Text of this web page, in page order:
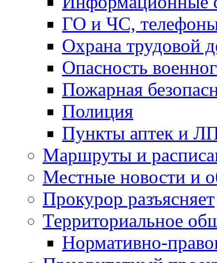
ГО и ЧС,
Охрана трудовой
Опасность
Пожарная
Полиция
Пункты аптек и
Маршруты и
Местные новости и
Прокурор разъясняет
Территориальное
Нормативно-